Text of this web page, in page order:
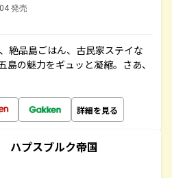
発売
絶品島ごはん、古民家ステイな
島の魅力をギュッと凝縮。さあ、
詳細を見る
ハプスブルク帝国